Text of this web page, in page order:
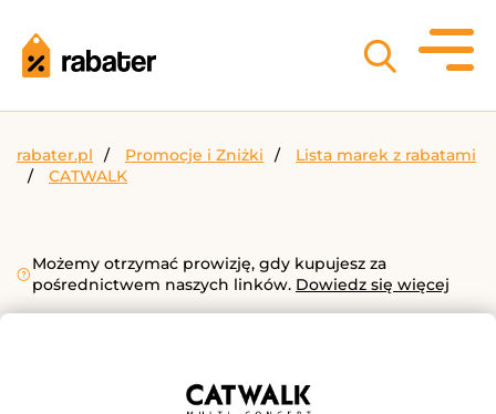
rabater.pl Promocje i Zniżki
Lista marek z rabatami
CATWALK
Możemy otrzymać prowizję, gdy kupujesz za
pośrednictwem naszych linków. Dowiedz się więcej